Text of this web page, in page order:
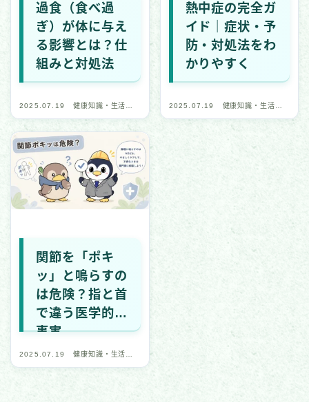
CTF（技術学習）
CTF記事一覧
過食（食べ過
ぎ）が体に与え
る影響とは？仕
組みと対処法
2025.07.19
健康知識・生活習
慣
熱中症の完全ガ
イド｜症状・予
防・対処法をわ
かりやすく
2025.07.19
健康知識・生活習
慣
関節を「ポキ
ッ」と鳴らすの
は危険？指と首
で違う医学的な
事実
2025.07.19
健康知識・生活習
慣